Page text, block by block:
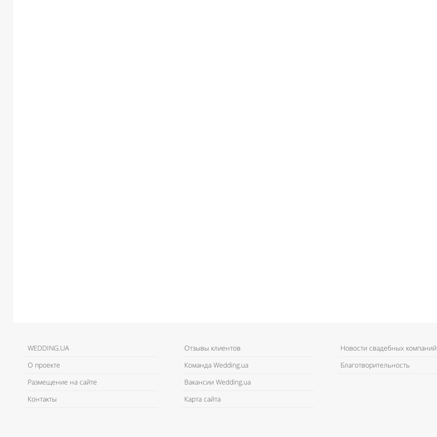
WEDDING.UA
О проекте
Размещение на сайте
Контакты
Отзывы клиентов
Команда Wedding.ua
Вакансии Wedding.ua
Карта сайта
Новости свадебных компаний
Благотворительность